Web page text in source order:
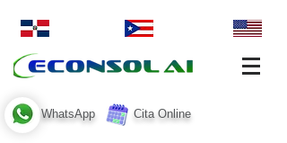
WhatsApp Cita Online